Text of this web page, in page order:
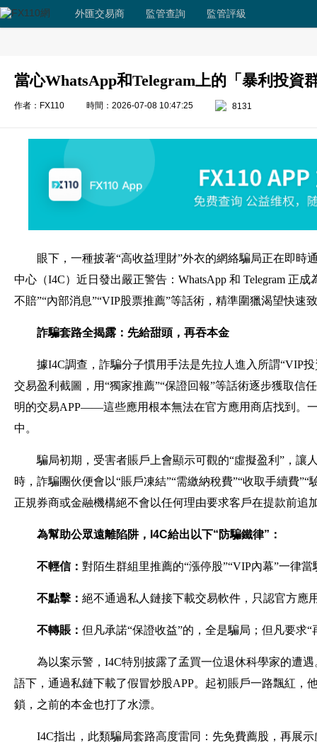
外匯交易商 監管查詢 監管評級
當心WhatsApp和Telegram上的「暴利投資
作者：FX110 時間：2026-07-08 10:47:25 8131
眼下，一種披著“高收益理財”外衣的網絡騙局正在即
中心（I4C）近日發出嚴正警告：WhatsApp 和 Telegram 正
不賠”“內部消息”“VIP股票推薦”等話術，精準圍獵渴望快速
詐騙套路全揭露：先給甜頭，再吞本金
據I4C調查，詐騙分子慣用手法是先拉人進入所謂“VIP
交易盈利截圖，用“獨家推薦”“保證回報”等話術逐步獲取信
明的交易APP——這些應用根本無法在官方應用商店找到。
中。
騙局初期，受害者賬戶上會顯示可觀的“虛擬盈利”，讓
時，詐騙團伙便會以“賬戶凍結”“需繳納稅費”“收取手續費
正規券商或金融機構絕不會以任何理由要求客戶在提款前追
為幫助公眾遠離陷阱，I4C給出以下“防騙鐵律”：
不輕信： 對陌生群組里推薦的“漲停股”“VIP內幕”一律當
不點擊： 絕不通過私人鏈接下載交易軟件，只認官方應
不轉賬： 但凡承諾“保證收益”的，全是騙局；但凡要求
為以案示警，I4C特別披露了孟買一位退休科學家的遭
語下，通過私鏈下載了假冒炒股APP。起初賬戶一路飄紅，
鎖，之前的本金也打了水漂。
I4C指出，此類騙局套路高度雷同：先免費薦股，再展